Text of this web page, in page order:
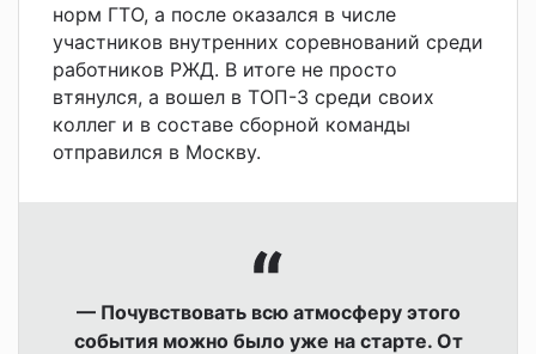
норм ГТО, а после оказался в числе
участников внутренних соревнований среди
работников РЖД. В итоге не просто
втянулся, а вошел в ТОП-3 среди своих
коллег и в составе сборной команды
отправился в Москву.
— Почувствовать всю атмосферу этого
события можно было уже на старте. От